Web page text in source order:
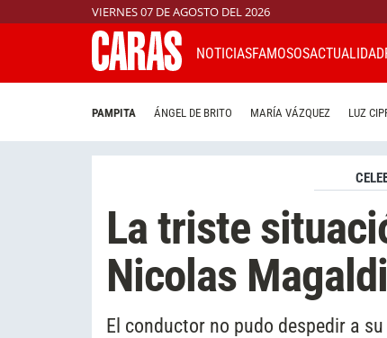
VIERNES 07 DE AGOSTO DEL 2026
NOTICIASFAMOSOSACTUALIDAD
PAMPITA ÁNGEL DE BRITO MARÍA VÁZQUEZ LUZ
La triste
Nicolas
El conductor no pudo despedir a